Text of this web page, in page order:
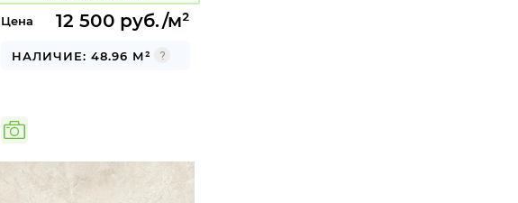
Цена 12 500 руб./м²
НАЛИЧИЕ: 48.96 М²